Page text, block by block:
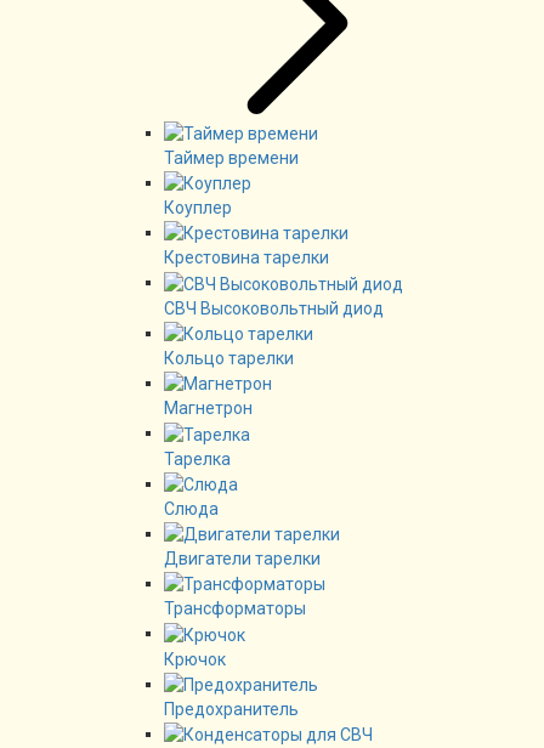
Таймер времени
Коуплер
Крестовина тарелки
СВЧ Высоковольтный диод
Кольцо тарелки
Магнетрон
Тарелка
Слюда
Двигатели тарелки
Трансформаторы
Крючок
Предохранитель